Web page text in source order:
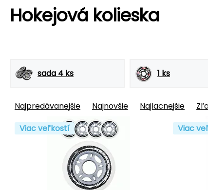
Hokejová kolieska
sada 4 ks 1 ks
Najpredávanejšie Najnovšie Najlacnejšie
Viac veľkostí
Viac